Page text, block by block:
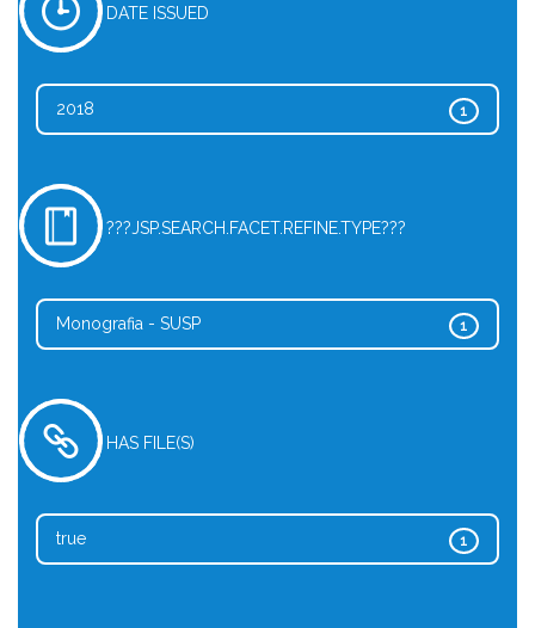
DATE ISSUED
1
2018
???JSP.SEARCH.FACET.REFINE.TYPE???
1
Monografia - SUSP
HAS FILE(S)
1
true